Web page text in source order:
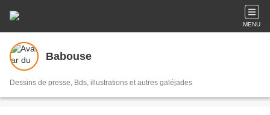
MENU
Babouse
Dessins de presse, Bds, illustrations et autres galéjades